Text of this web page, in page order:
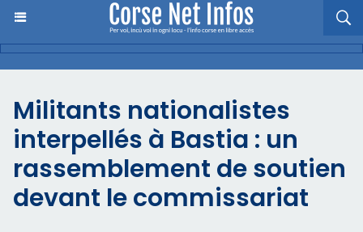
Militants nationalistes
interpellés à Bastia : un
rassemblement de soutien
devant le commissariat